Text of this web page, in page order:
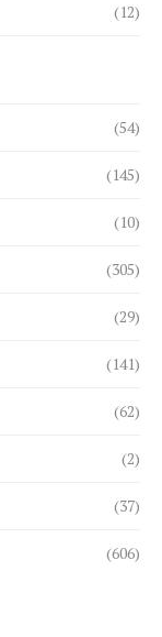
(12)
(54)
(145)
(10)
(305)
(29)
(141)
(62)
(2)
(37)
(606)